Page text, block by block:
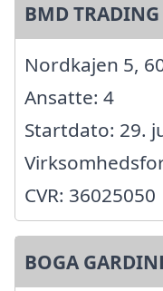
BMD
Nordkajen 5,
Ansatte: 4
Startdato: 29.
CVR: 36025050
BOGA